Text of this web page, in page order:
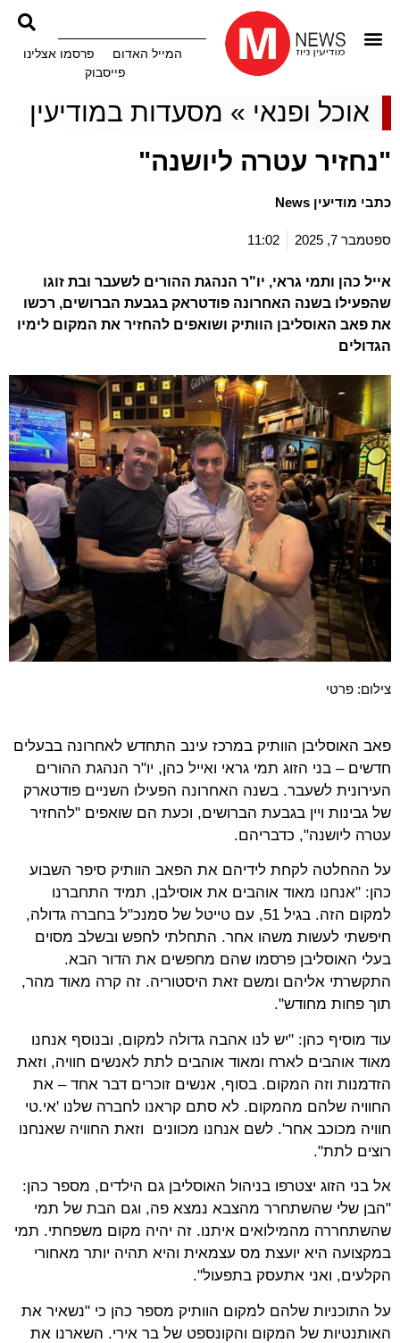
המייל האדום
פרסמו אצלינו
פייסבוק
אוכל ופנאי » מסעדות במודיעין
"נחזיר עטרה ליושנה"
כתבי מודיעין News
ספטמבר 7, 2025 11:02
אייל כהן ותמי גראי, יו"ר הנהגת ההורים לשעבר ובת זוגו
שהפעילו בשנה האחרונה פודטראק בגבעת הברושים, רכשו
את פאב האוסליבן הוותיק ושואפים להחזיר את המקום לימיו
הגדולים
צילום: פרטי
פאב האוסליבן הוותיק במרכז עינב התחדש לאחרונה בבעלים
חדשים – בני הזוג תמי גראי ואייל כהן, יו"ר הנהגת ההורים
העירונית לשעבר. בשנה האחרונה הפעילו השניים פודטארק
של גבינות ויין בגבעת הברושים, וכעת הם שואפים "להחזיר
עטרה ליושנה", כדבריהם.
על ההחלטה לקחת לידיהם את הפאב הוותיק סיפר השבוע
כהן: "אנחנו מאוד אוהבים את אוסילבן, תמיד התחברנו
למקום הזה. בגיל 51, עם טייטל של סמנכ"ל בחברה גדולה,
חיפשתי לעשות משהו אחר. התחלתי לחפש ובשלב מסוים
בעלי האוסליבן פרסמו שהם מחפשים את הדור הבא.
התקשרתי אליהם ומשם זאת היסטוריה. זה קרה מאוד מהר,
תוך פחות מחודש".
עוד מוסיף כהן: "יש לנו אהבה גדולה למקום, ובנוסף אנחנו
מאוד אוהבים לארח ומאוד אוהבים לתת לאנשים חוויה, וזאת
הזדמנות וזה המקום. בסוף, אנשים זוכרים דבר אחד – את
החוויה שלהם מהמקום. לא סתם קראנו לחברה שלנו 'אי.טי
חוויה מכוכב אחר'. לשם אנחנו מכוונים וזאת החוויה שאנחנו
רוצים לתת".
אל בני הזוג יצטרפו בניהול האוסליבן גם הילדים, מספר כהן:
"הבן שלי שהשתחרר מהצבא נמצא פה, וגם הבת של תמי
שהשתחררה מהמילואים איתנו. זה יהיה מקום משפחתי. תמי
במקצועה היא יועצת מס עצמאית והיא תהיה יותר מאחורי
הקלעים, ואני אתעסק בתפעול".
על התוכניות שלהם למקום הוותיק מספר כהן כי "נשאיר את
האותנטיות של המקום והקונספט של בר אירי. השארנו את